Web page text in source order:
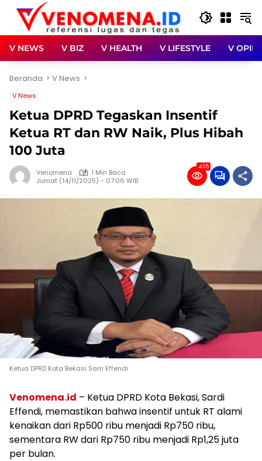
Langsung
konten
V NEWS V BIZ V HEALTH V LIFESTYLE V OPINI
Beranda V News
V News
Ketua DPRD Tegaskan Insentif
Ketua RT dan RW Naik, Plus Hibah
100 Juta
Venomena
1 Min Baca
Jumat (14/11/2025) - 07:06 WIB
435
Ketua DPRD Kota Bekasi Sarri Effendi
Venomena.id – Ketua DPRD Kota Bekasi, Sardi
Effendi, memastikan bahwa insentif untuk RT alami
kenaikan dari Rp500 ribu menjadi Rp750 ribu,
sementara RW dari Rp750 ribu menjadi Rp1,25 juta
per bulan.